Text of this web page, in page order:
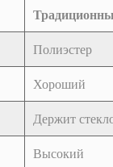
Полиэстер
Хороший
Держит
Высокий